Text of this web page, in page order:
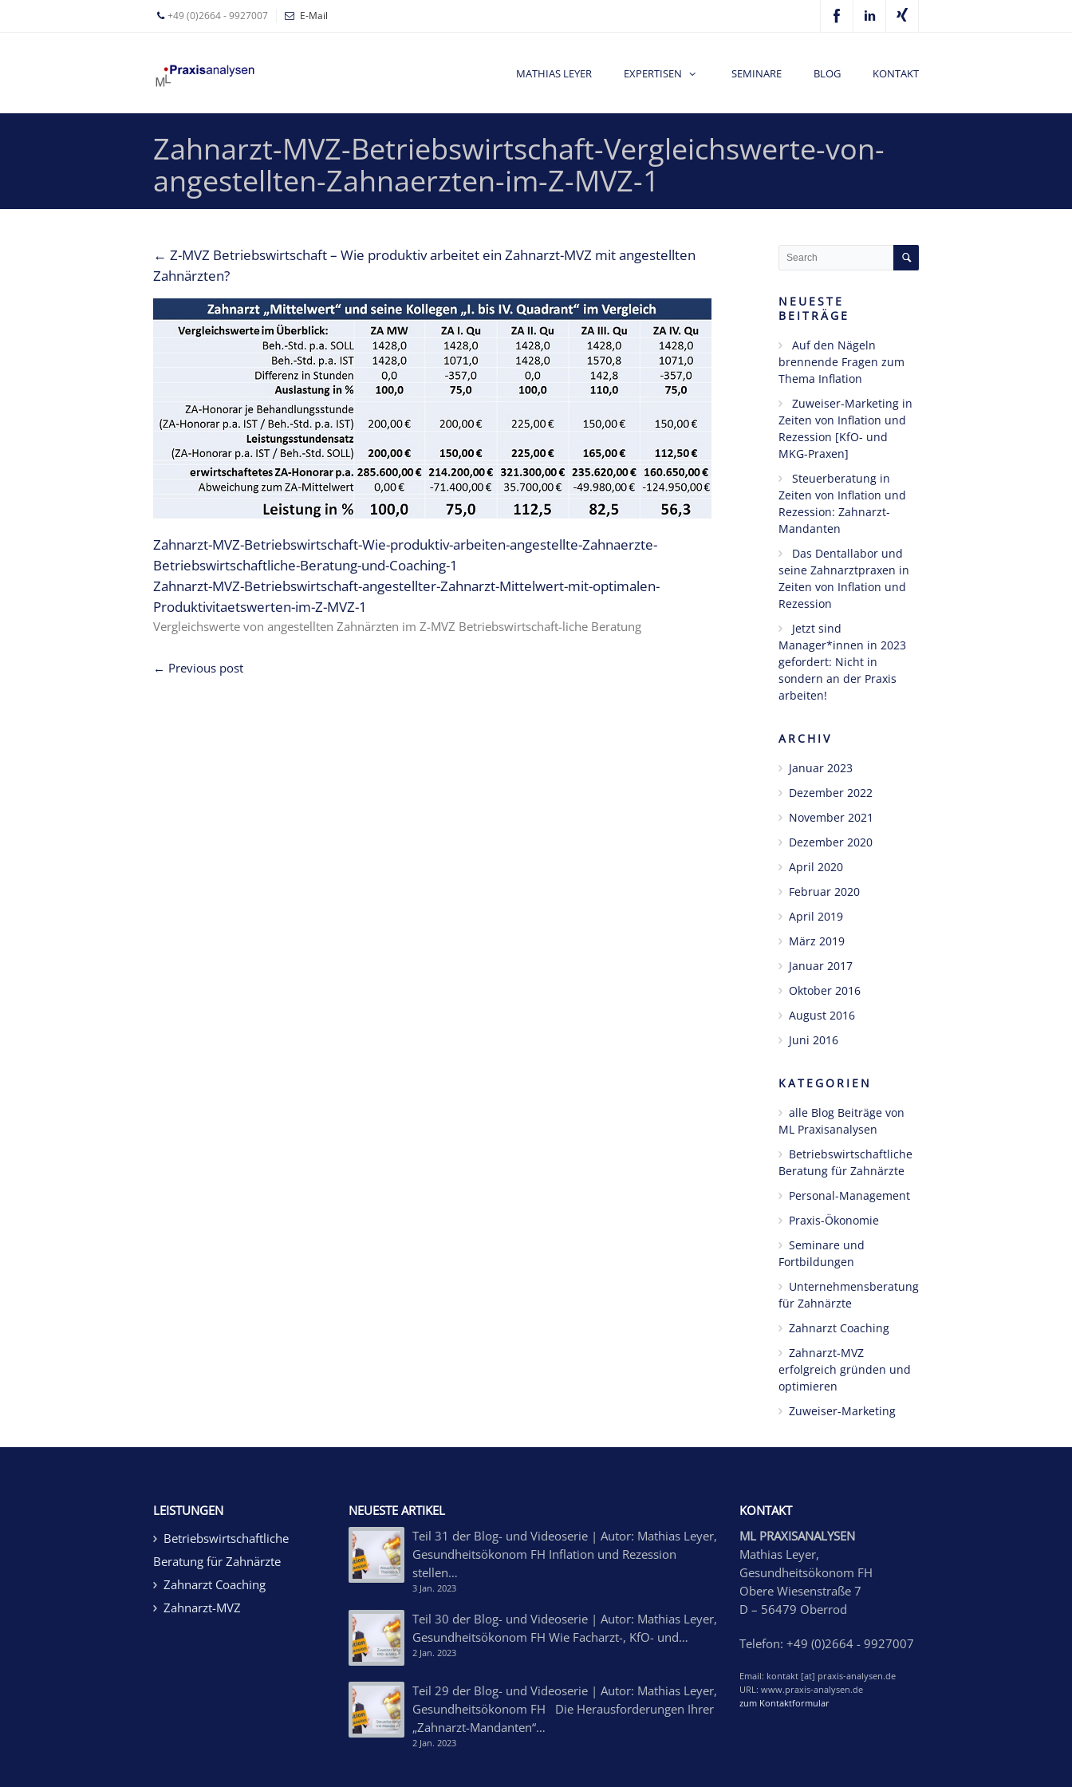
+49 (0)2664 - 9927007 E-Mail
MATHIAS LEYER EXPERTISEN SEMINARE BLOG KONTAKT
Zahnarzt-MVZ-Betriebswirtschaft-Vergleichswerte-von-
angestellten-Zahnaerzten-im-Z-MVZ-1
← Z-MVZ Betriebswirtschaft – Wie produktiv arbeitet ein Zahnarzt-MVZ mit angestellten
Zahnärzten?
Zahnarzt-MVZ-Betriebswirtschaft-Wie-produktiv-arbeiten-angestellte-Zahnaerzte-
Betriebswirtschaftliche-Beratung-und-Coaching-1
Zahnarzt-MVZ-Betriebswirtschaft-angestellter-Zahnarzt-Mittelwert-mit-optimalen-
Produktivitaetswerten-im-Z-MVZ-1
Vergleichswerte von angestellten Zahnärzten im Z-MVZ Betriebswirtschaft-liche Beratung
← Previous post
NEUESTE
BEITRÄGE
Auf den Nägeln
brennende Fragen zum
Thema Inflation
Zuweiser-Marketing in
Zeiten von Inflation und
Rezession [KfO- und
MKG-Praxen]
Steuerberatung in
Zeiten von Inflation und
Rezession: Zahnarzt-
Mandanten
Das Dentallabor und
seine Zahnarztpraxen in
Zeiten von Inflation und
Rezession
Jetzt sind
Manager*innen in 2023
gefordert: Nicht in
sondern an der Praxis
arbeiten!
ARCHIV
Januar 2023
Dezember 2022
November 2021
Dezember 2020
April 2020
Februar 2020
April 2019
März 2019
Januar 2017
Oktober 2016
August 2016
Juni 2016
KATEGORIEN
alle Blog Beiträge von
ML Praxisanalysen
Betriebswirtschaftliche
Beratung für Zahnärzte
Personal-Management
Praxis-Ökonomie
Seminare und
Fortbildungen
Unternehmensberatung
für Zahnärzte
Zahnarzt Coaching
Zahnarzt-MVZ
erfolgreich gründen und
optimieren
Zuweiser-Marketing
LEISTUNGEN
Betriebswirtschaftliche
Beratung für Zahnärzte
Zahnarzt Coaching
Zahnarzt-MVZ
NEUESTE ARTIKEL
Teil 31 der Blog- und Videoserie | Autor: Mathias Leyer,
Gesundheitsökonom FH Inflation und Rezession
stellen…
3 Jan. 2023
Teil 30 der Blog- und Videoserie | Autor: Mathias Leyer,
Gesundheitsökonom FH Wie Facharzt-, KfO- und…
2 Jan. 2023
Teil 29 der Blog- und Videoserie | Autor: Mathias Leyer,
Gesundheitsökonom FH Die Herausforderungen Ihrer
„Zahnarzt-Mandanten“…
2 Jan. 2023
KONTAKT
ML PRAXISANALYSEN
Mathias Leyer,
Gesundheitsökonom FH
Obere Wiesenstraße 7
D – 56479 Oberrod
Telefon: +49 (0)2664 - 9927007
Email: kontakt [at] praxis-analysen.de
URL: www.praxis-analysen.de
zum Kontaktformular
Zahnarzt